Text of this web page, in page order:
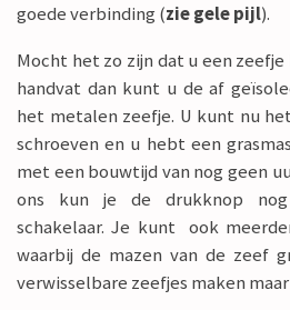
goede verbinding (zie gele pijl).
Mocht het zo zijn dat u een
handvat dan kunt u de af
het metalen zeefje. U kunt nu
schroeven en u hebt een
met een bouwtijd van nog geen
ons kun je de drukknop
schakelaar. Je kunt ook
waarbij de mazen van de zeef
verwisselbare zeefjes maken maar